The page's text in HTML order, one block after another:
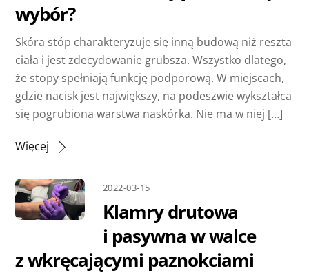
wybór?
Skóra stóp charakteryzuje się inną budową niż reszta
ciała i jest zdecydowanie grubsza. Wszystko dlatego,
że stopy spełniają funkcję podporową. W miejscach,
gdzie nacisk jest największy, na podeszwie wykształca
się pogrubiona warstwa naskórka. Nie ma w niej […]
Więcej
2022-03-15
Klamry drutowa
i pasywna w walce
z wkręcającymi paznokciami